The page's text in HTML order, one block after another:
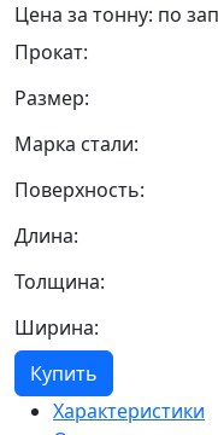
Цена за тонну: по
Прокат:
Размер:
Марка стали:
Поверхность:
Длина:
Толщина:
Ширина:
Купить
Характеристики